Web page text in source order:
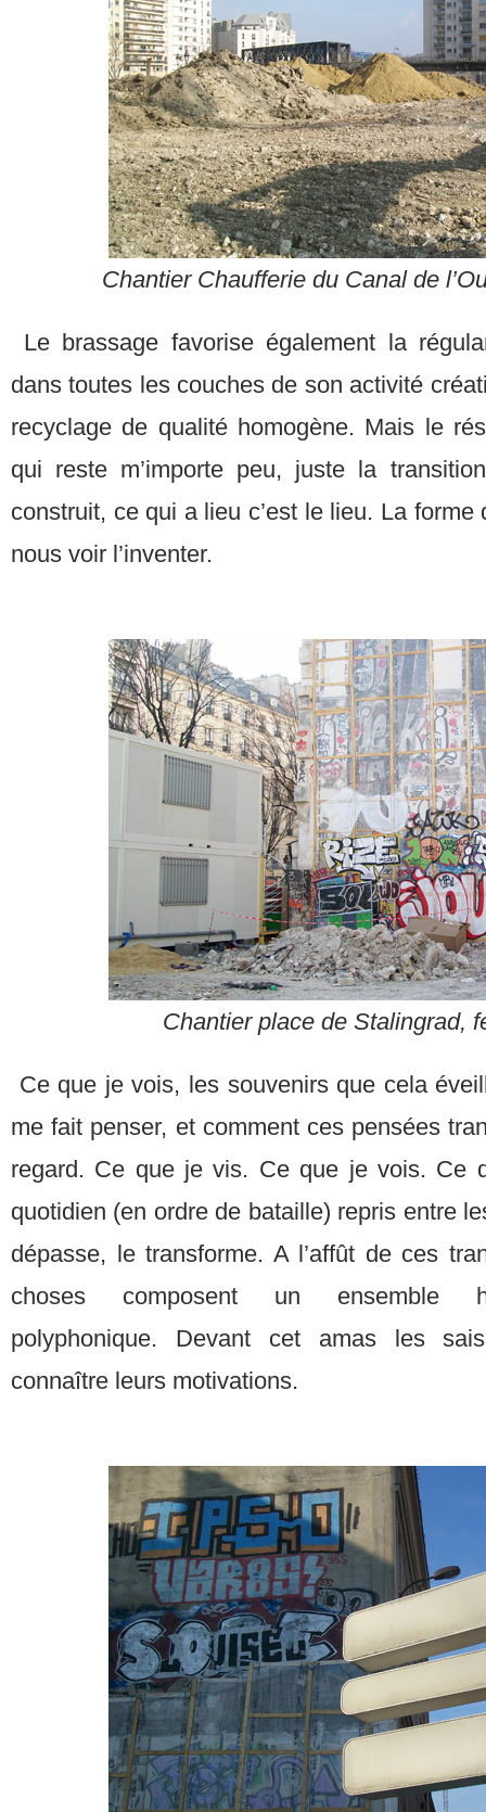
Chantier Chaufferie du Canal de
Le brassage favorise également la
dans toutes les couches de son activité
recyclage de qualité homogène. Mais le
qui reste m’importe peu, juste la
construit, ce qui a lieu c’est le lieu. La
nous voir l’inventer.
Chantier place de Stalingrad,
Ce que je vois, les souvenirs que cela
me fait penser, et comment ces pensées
regard. Ce que je vis. Ce que je vois. Ce
quotidien (en ordre de bataille) repris entre
dépasse, le transforme. A l’affût de ces
choses composent un ensemble
polyphonique. Devant cet amas les
connaître leurs motivations.